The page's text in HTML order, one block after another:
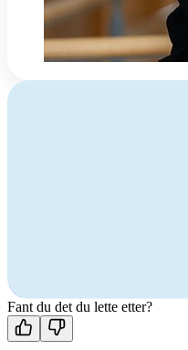
Har du spørsmål om
Kontakt oss
Fant du det du lette etter?